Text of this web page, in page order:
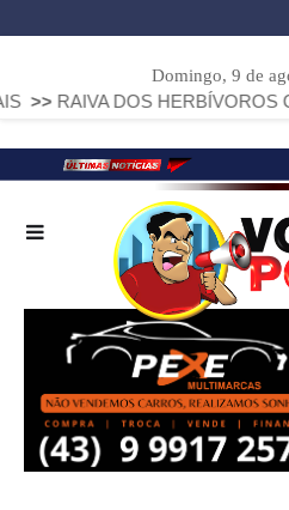
Domingo, 9 de
DOS HERBÍVOROS COLOCA